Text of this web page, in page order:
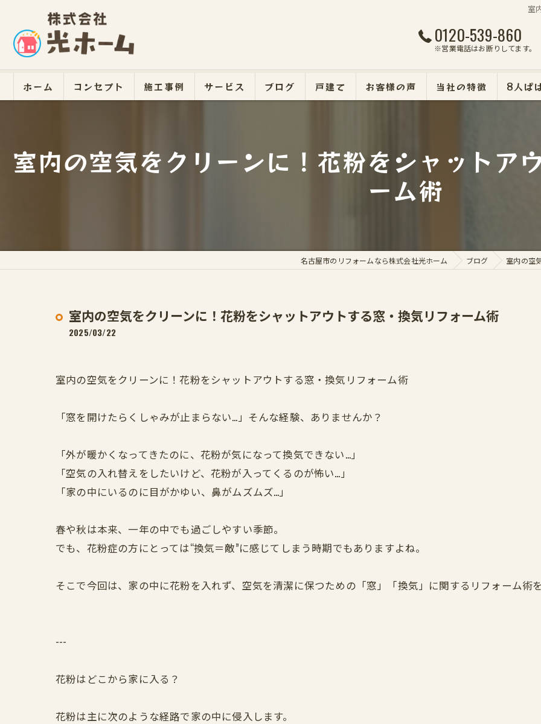
室
0120-539-860
※営業電話はお断りしてます。
ホーム コンセプト 施工事例 サービス ブログ 戸建て お客様の声 当社の特徴
断熱・遮熱・防犯リフォ
外壁塗装
8人ぱ
室内の空気をクリーンに！花粉をシャットア
ーム術
名古屋市のリフォームなら株式会社光ホーム ブログ 室内の空
室内の空気をクリーンに！花粉をシャットアウトする窓・換気リフォーム術
2025/03/22
室内の空気をクリーンに！花粉をシャットアウトする窓・換気リフォーム術
「窓を開けたらくしゃみが止まらない…」そんな経験、ありませんか？
「外が暖かくなってきたのに、花粉が気になって換気できない…」
「空気の入れ替えをしたいけど、花粉が入ってくるのが怖い…」
「家の中にいるのに目がかゆい、鼻がムズムズ…」
春や秋は本来、一年の中でも過ごしやすい季節。
でも、花粉症の方にとっては“換気＝敵”に感じてしまう時期でもありますよね。
そこで今回は、家の中に花粉を入れず、空気を清潔に保つための「窓」「換気」に関するリフォーム術
---
花粉はどこから家に入る？
花粉は主に次のような経路で家の中に侵入します。